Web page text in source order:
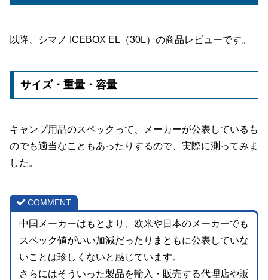
以降、シマノ ICEBOX EL（30L）の商品レビューです。
サイズ・重量・容量
キャンプ用品のスペックって、メーカーが公表しているも
のでも適当なこともあったりするので、実際に測ってみま
した。
COMMENT
中国メーカーはもとより、欧米や日本のメーカーでも
スペック値がいい加減だったりまともに公表していな
いことは珍しくないと感じています。
さらにはそういった製品を輸入・販売する代理店や販